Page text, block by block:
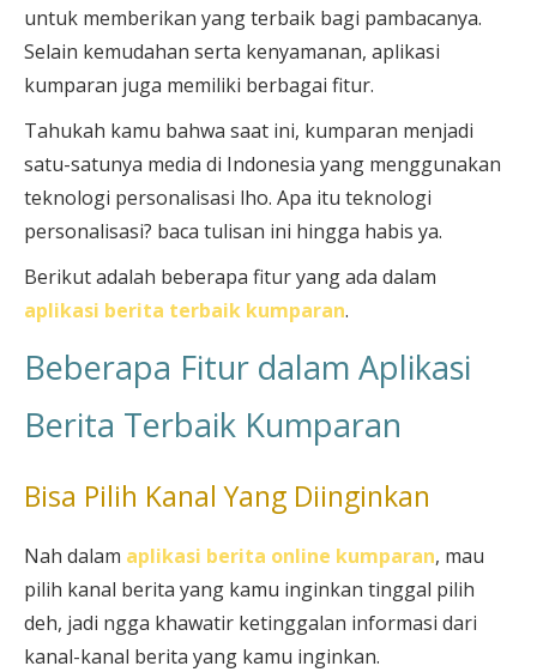
untuk memberikan yang terbaik bagi pambacanya.
Selain kemudahan serta kenyamanan, aplikasi
kumparan juga memiliki berbagai fitur.
Tahukah kamu bahwa saat ini, kumparan menjadi
satu-satunya media di Indonesia yang menggunakan
teknologi personalisasi lho. Apa itu teknologi
personalisasi? baca tulisan ini hingga habis ya.
Berikut adalah beberapa fitur yang ada dalam
aplikasi berita terbaik kumparan.
Beberapa Fitur dalam Aplikasi
Berita Terbaik Kumparan
Bisa Pilih Kanal Yang Diinginkan
Nah dalam aplikasi berita online kumparan, mau
pilih kanal berita yang kamu inginkan tinggal pilih
deh, jadi ngga khawatir ketinggalan informasi dari
kanal-kanal berita yang kamu inginkan.